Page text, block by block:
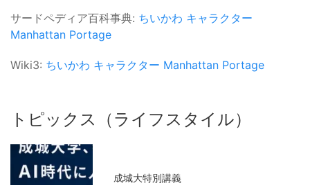
サードペディア百科事典: ちいかわ キャラクター
Manhattan Portage
Wiki3: ちいかわ キャラクター Manhattan Portage
トピックス（ライフスタイル）
成城大特別講義